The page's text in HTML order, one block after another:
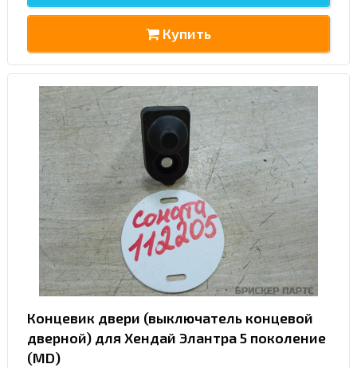
Купить
Концевик двери (выключатель концевой
дверной) для Хендай Элантра 5 поколение
(MD)